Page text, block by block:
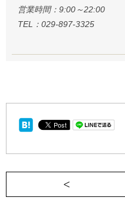
営業時間：9:00～22:00
TEL：029-897-3325